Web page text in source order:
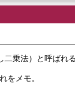
二乗法）と呼ばれ
をメモ。